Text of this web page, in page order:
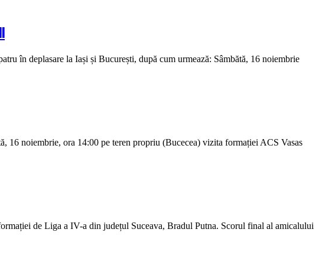
în deplasare la Iași și București, după cum urmează: Sâmbătă, 16 noiembrie
16 noiembrie, ora 14:00 pe teren propriu (Bucecea) vizita formației ACS Vasas
de Liga a IV-a din județul Suceava, Bradul Putna. Scorul final al amicalului